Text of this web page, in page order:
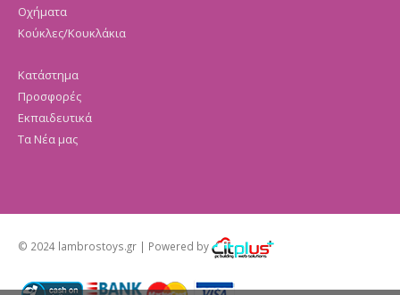
Οχήματα
Κούκλες/Κουκλάκια
Κατάστημα
Προσφορές
Εκπαιδευτικά
Τα Νέα μας
© 2024 lambrostoys.gr | Powered by